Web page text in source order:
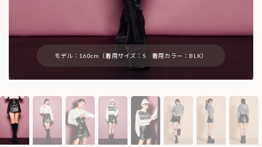
モデル：160cm（着用サイズ：S 着用カラー：BLK）